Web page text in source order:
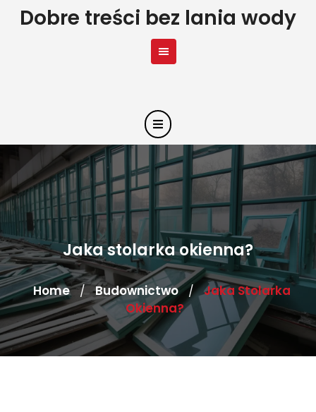
SkipDobre treści bez lania wody
Jaka stolarka okienna?
Home / Budownictwo / Jaka Stolarka
Okienna?